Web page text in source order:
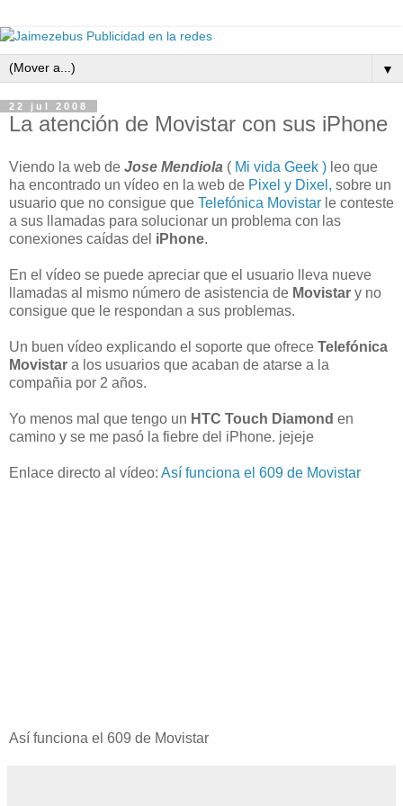
▼
22 jul 2008
La atención de Movistar con sus iPhone
Viendo la web de Jose Mendiola ( Mi vida Geek ) leo que
ha encontrado un vídeo en la web de Pixel y Dixel, sobre un
usuario que no consigue que Telefónica Movistar le conteste
a sus llamadas para solucionar un problema con las
conexiones caídas del iPhone.
En el vídeo se puede apreciar que el usuario lleva nueve
llamadas al mismo número de asistencia de Movistar y no
consigue que le respondan a sus problemas.
Un buen vídeo explicando el soporte que ofrece Telefónica
Movistar a los usuarios que acaban de atarse a la
compañia por 2 años.
Yo menos mal que tengo un HTC Touch Diamond en
camino y se me pasó la fiebre del iPhone. jejeje
Enlace directo al vídeo: Así funciona el 609 de Movistar
Así funciona el 609 de Movistar